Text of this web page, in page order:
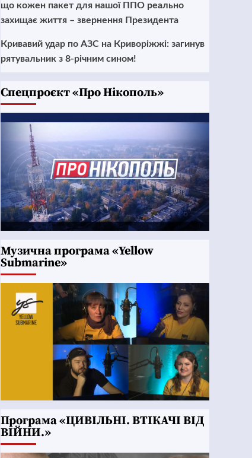
що кожен пакет для нашої ППО реально
захищає життя – звернення Президента
Кривавий удар по АЗС на Криворіжжі: загинув
рятувальник з 8-річним сином!
Cпецпроєкт «Про Нікополь»
Музична програма «Yellow
Submarine»
Програма «ЦИВІЛЬНІ. ВТІКАЧІ ВІД
ВІЙНИ.»